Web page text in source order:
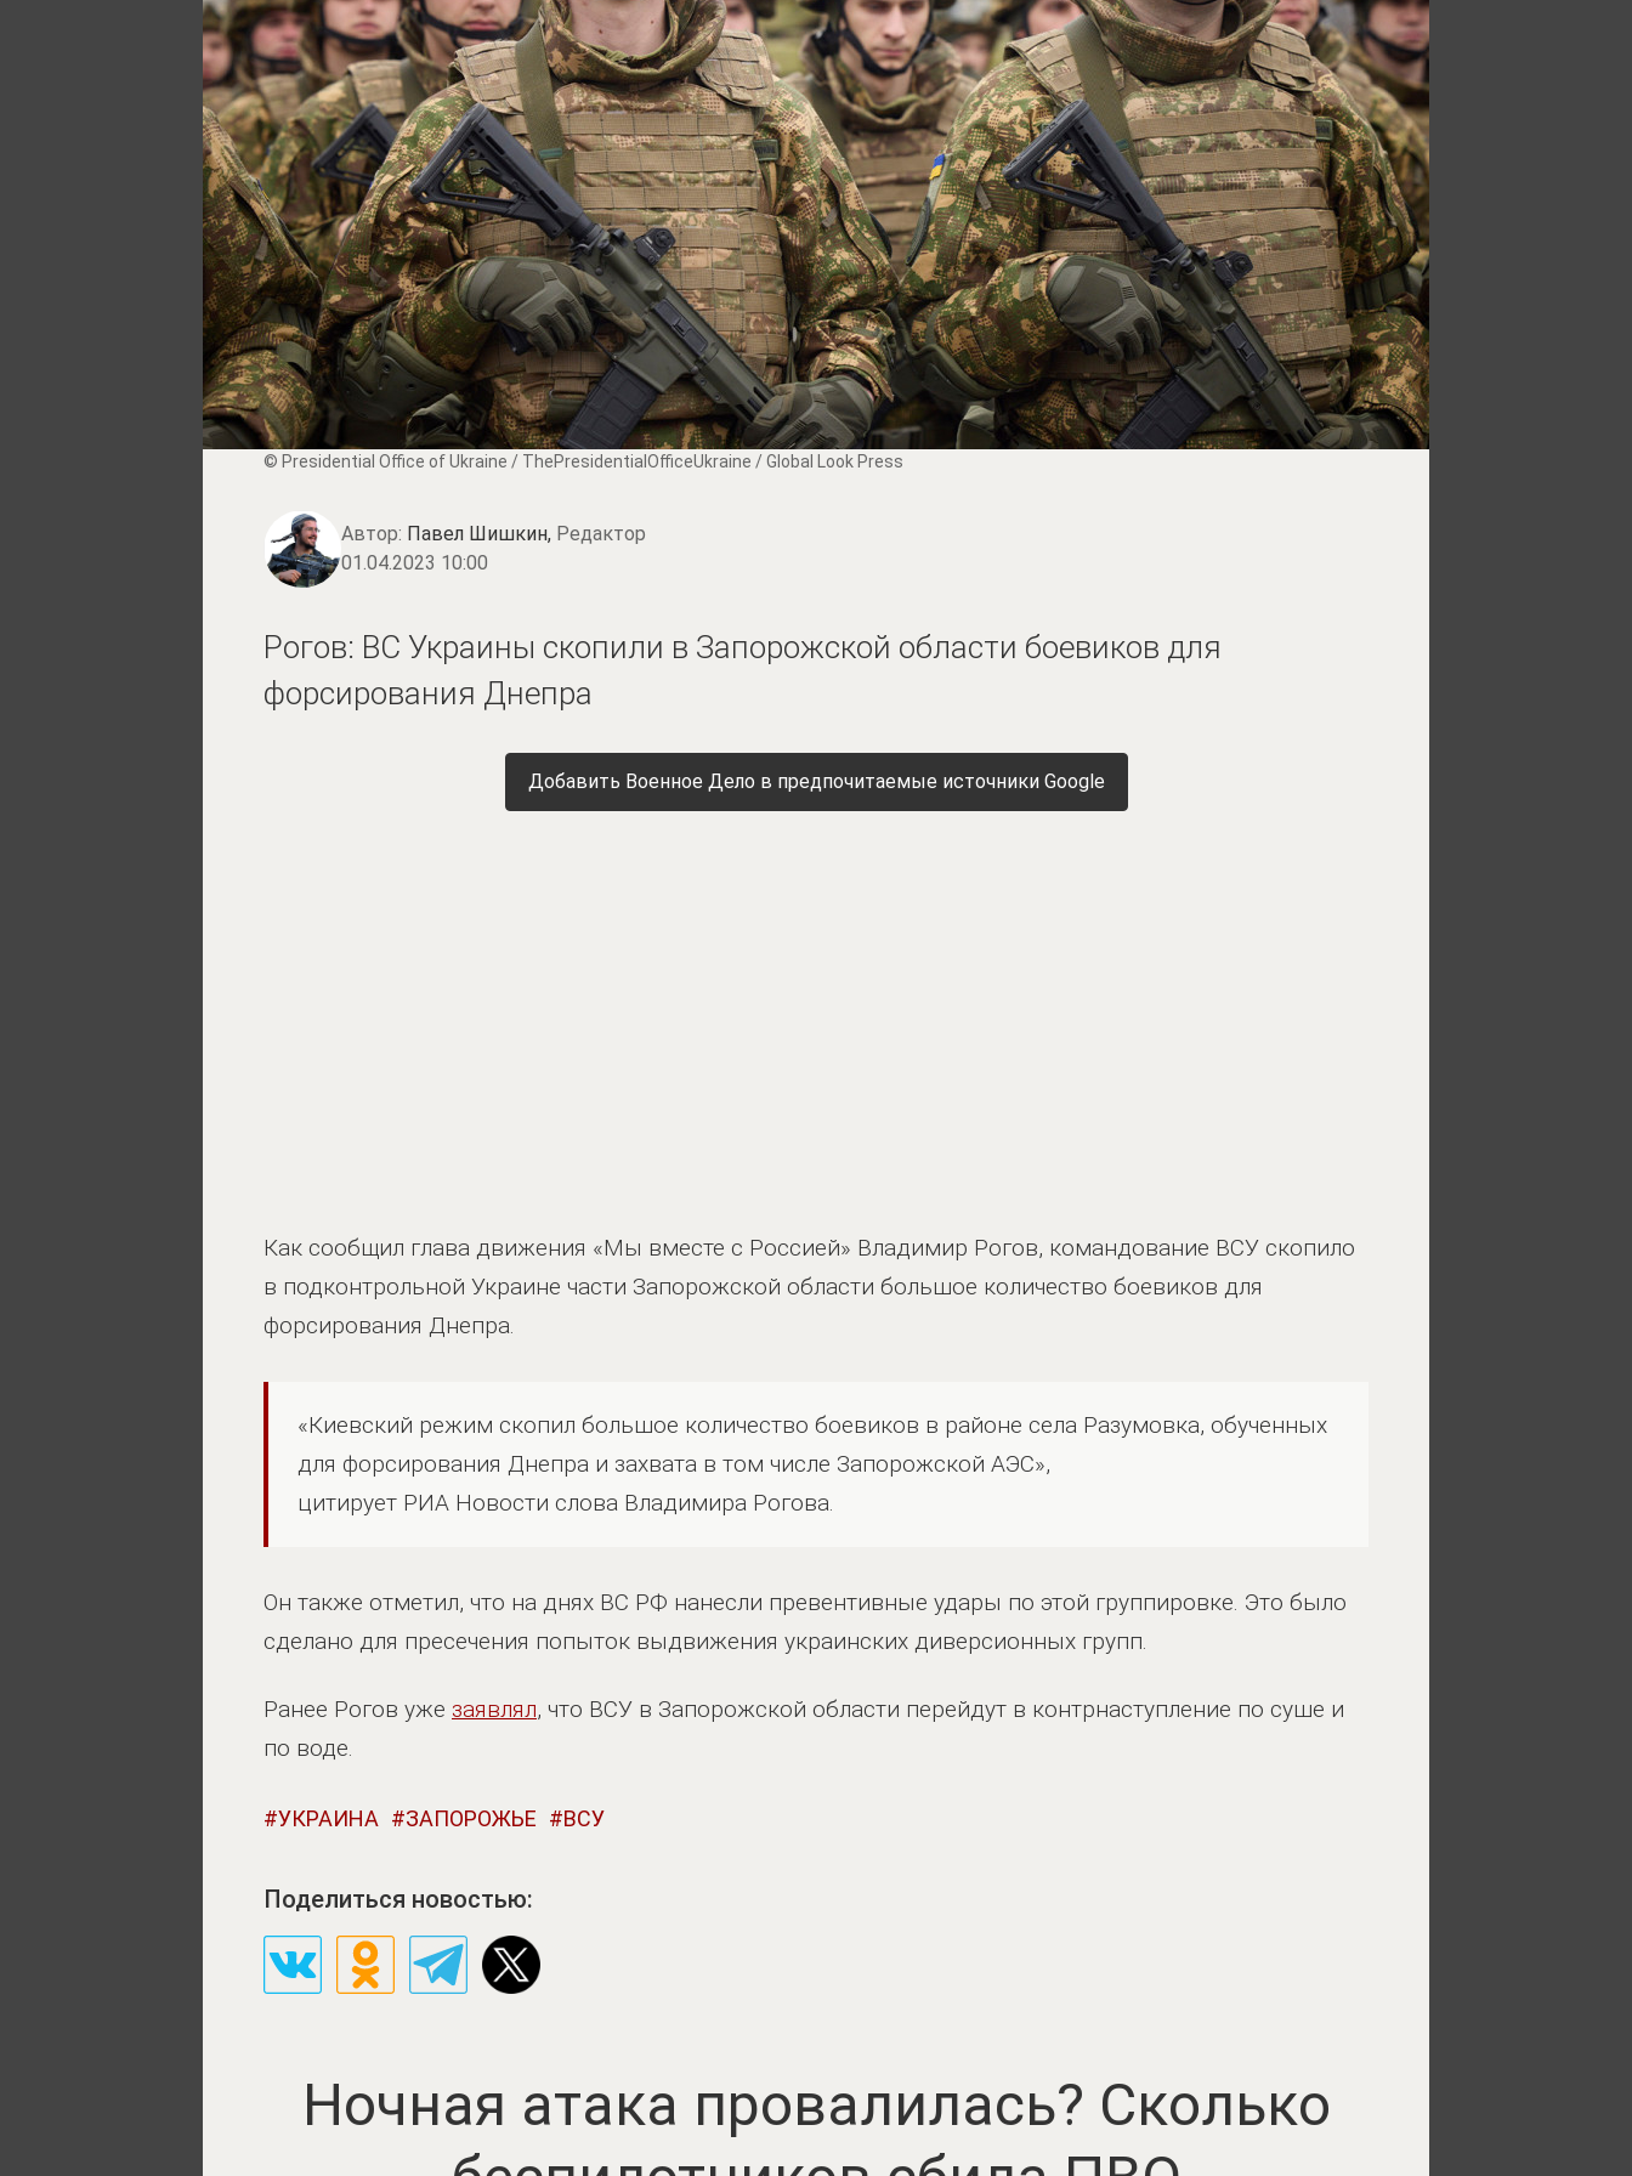
© Presidential Office of Ukraine / ThePresidentialOfficeUkraine / Global Look Press
Автор: Павел Шишкин, Редактор
01.04.2023 10:00
Рогов: ВС Украины скопили в Запорожской области боевиков для
форсирования Днепра
Добавить Военное Дело в предпочитаемые источники Google
Как сообщил глава движения «Мы вместе с Россией» Владимир Рогов, командование ВСУ скопило
в подконтрольной Украине части Запорожской области большое количество боевиков для
форсирования Днепра.
«Киевский режим скопил большое количество боевиков в районе села Разумовка, обученных
для форсирования Днепра и захвата в том числе Запорожской АЭС»,
цитирует РИА Новости слова Владимира Рогова.
Он также отметил, что на днях ВС РФ нанесли превентивные удары по этой группировке. Это было
сделано для пресечения попыток выдвижения украинских диверсионных групп.
Ранее Рогов уже заявлял, что ВСУ в Запорожской области перейдут в контрнаступление по суше и
по воде.
УКРАИНА ЗАПОРОЖЬЕ ВСУ
Поделиться новостью:
Ночная атака провалилась? Сколько